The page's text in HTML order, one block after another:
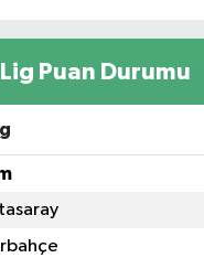
Puan Durumu